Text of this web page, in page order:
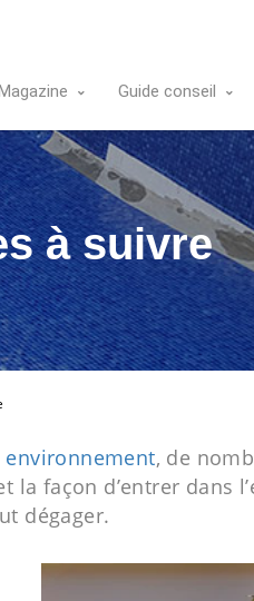
Guide conseil
à suivre
, de
la façon d’entrer dans
dégager.